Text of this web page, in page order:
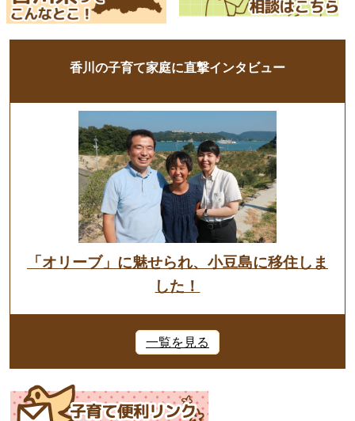
香川の子育て家庭に直撃インタビュー
「オリーブ」に魅せられ、小豆島に移住しま
した！
一覧を見る